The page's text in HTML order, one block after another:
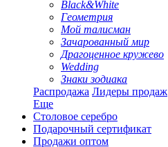
Black&White
Геометрия
Мой талисман
Зачарованный мир
Драгоценное кружево
Wedding
Знаки зодиака
Распродажа Лидеры продаж
Еще
Столовое серебро
Подарочный сертификат
Продажи оптом